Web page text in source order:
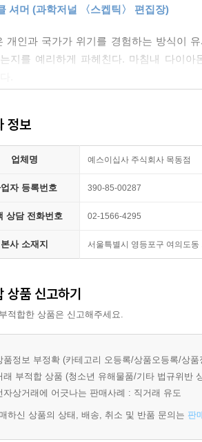
다. 특히 지정학적으로 한국 사회와 가장
회가 세계의 위기를 경청해야 하는 이유가
몬드 교수의 날카로우면서도 냉철한 진단
해법과 통찰을 제시하며 변화와 회복의 가
비관주의자의 푸념에 귀를 기울이지 않
효과를 발휘한 변화와 그렇지 않았던 변화
서 번영으로 가는 터닝 포인트는 무엇인가
다이아몬드 교수는 국가적 위기 해결을
위기 해결을 위한 12가지 요인
가 위기에 빠졌다는 국민적 합의
인가 해야 한다는 책임의 수용
셔머 (과학저널 〈스켑틱〉 편집장)
개인과 국가가 위기를 경험하는 방식이
지를 예리하게 파헤친다. 마침내 다이
정보
업체명 예스이십사 주식회사 목동점
자 등록번호 390-85-00287
상담 전화번호 02-1566-4295
본사 소재지 서울특별시 영등포구 여의도
상품 신고하기
적합한 상품은 신고해주세요.
품정보 부정확 (카테고리 오등록/상품오등록/상
래 부적합 상품 (청소년 유해물품/기타 법규위반
자상거래에 어긋나는 판매사례 : 직거래 유도
하신 상품의 상태, 배송, 취소 및 반품 문의는 판